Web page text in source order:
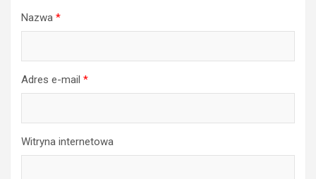
Nazwa *
Adres e-mail *
Witryna internetowa